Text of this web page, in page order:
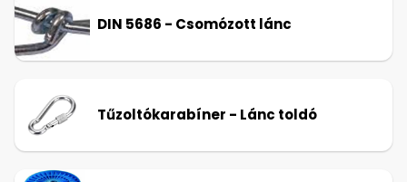
DIN 5686 - Csomózott lánc
Tűzoltókarabíner - Lánc toldó